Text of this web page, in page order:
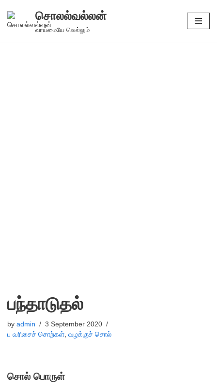
Skip
சொலல்வல்லன்
வாய்மையே வெல்லும்
பந்தாடுதல்
by admin
3 September 2020
ப வரிசைச் சொற்கள், வழக்குச் சொல்
சொல் பொருள்